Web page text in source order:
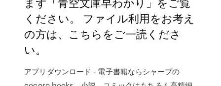
ください。 ファイル利用をお考え
の方は、こちらをご一読くださ
い。
アプリダウンロード - 電子書籍ならシャープの